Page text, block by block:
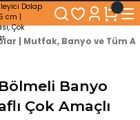
KARGO BEDAVA!
kadar Genişliğe Sahip Dolaplar
ve Kolay Kullanım Konforu
satış sonrası destek
| Mutfak, Banyo ve Tüm
Banyo
Çok Amaçlı